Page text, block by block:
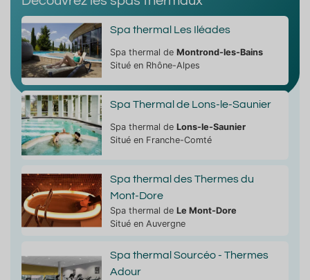
Spa thermal Les Iléades
Spa thermal de Montrond-les-Bains
Situé en Rhône-Alpes
Spa Thermal de Lons-le-Saunier
Spa thermal de Lons-le-Saunier
Situé en Franche-Comté
Spa thermal des Thermes du
Mont-Dore
Spa thermal de Le Mont-Dore
Situé en Auvergne
Spa thermal Sourcéo - Thermes
Adour